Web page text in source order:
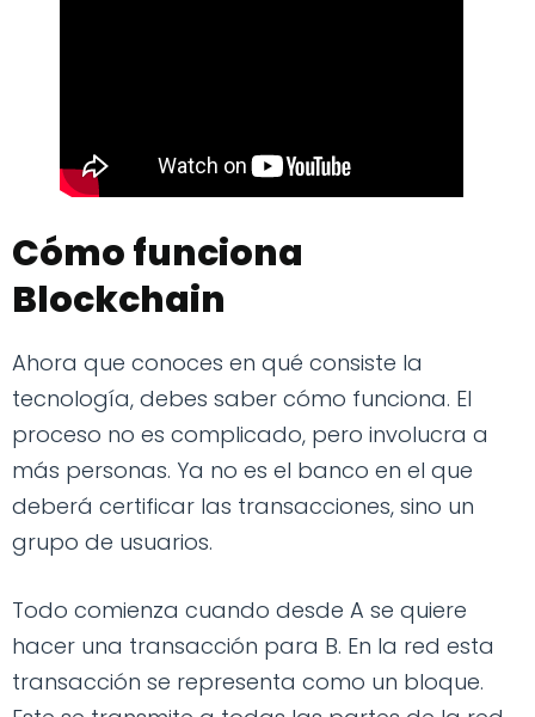
Cómo funciona
Blockchain
Ahora que conoces en qué consiste la
tecnología, debes saber cómo funciona. El
proceso no es complicado, pero involucra a
más personas. Ya no es el banco en el que
deberá certificar las transacciones, sino un
grupo de usuarios.
Todo comienza cuando desde A se quiere
hacer una transacción para B. En la red esta
transacción se representa como un bloque.